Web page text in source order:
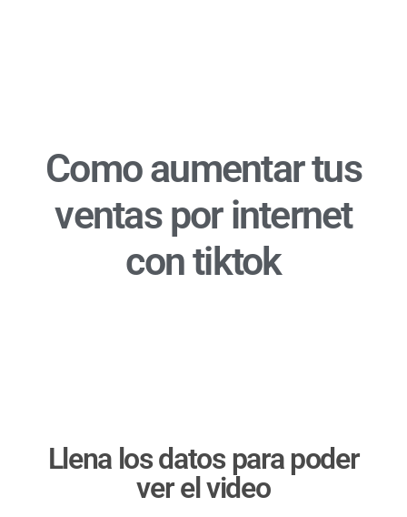
Como aumentar tus
ventas por internet
con tiktok
Llena los datos para poder
ver el video